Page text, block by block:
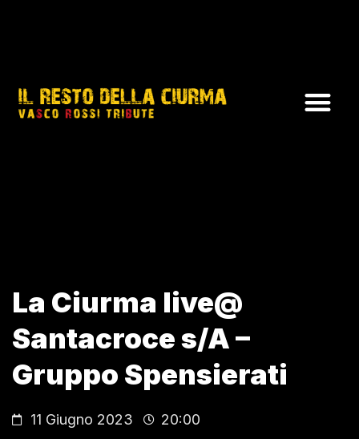
La Ciurma live@
Santacroce s/A –
Gruppo Spensierati
11 Giugno 2023 20:00